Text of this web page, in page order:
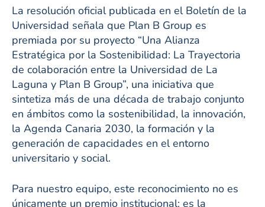
La resolución oficial publicada en el Boletín de la
Universidad señala que Plan B Group es
premiada por su proyecto “Una Alianza
Estratégica por la Sostenibilidad: La Trayectoria
de colaboración entre la Universidad de La
Laguna y Plan B Group”, una iniciativa que
sintetiza más de una década de trabajo conjunto
en ámbitos como la sostenibilidad, la innovación,
la Agenda Canaria 2030, la formación y la
generación de capacidades en el entorno
universitario y social.
Para nuestro equipo, este reconocimiento no es
únicamente un premio institucional: es la